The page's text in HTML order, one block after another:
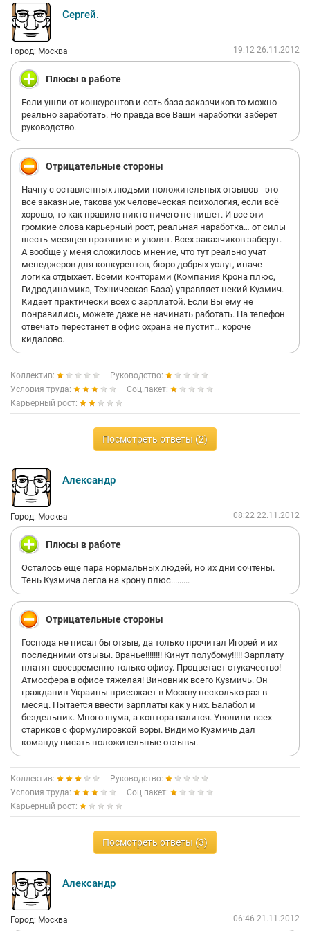
Ну и еще, ни одна компания не уволит работника который
приносит прибыль( кстати таких у нас более 100). И все, без
исключения, компании избавляются от балласта. Мы готовы
платить достойную зарплату за качественную и
профессиональную работу, а не оплачивать " академотпуска"
так и не нашедших себя 35-45 летних мужчин.
По прежнему открыты для Тех кто Желает и Умеет работать. А
любителей дармовщинки просьба не беспокоить.
Сергей.
Город: Москва 19:12 26.11.2012
Плюсы в работе
Если ушли от конкурентов и есть база заказчиков то можно
реально заработать. Но правда все Ваши наработки заберет
руководство.
Отрицательные стороны
Начну с оставленных людьми положительных отзывов - это
все заказные, такова уж человеческая психология, если всё
хорошо, то как правило никто ничего не пишет. И все эти
громкие слова карьерный рост, реальная наработка… от силы
шесть месяцев протяните и уволят. Всех заказчиков заберут.
А вообще у меня сложилось мнение, что тут реально учат
менеджеров для конкурентов, бюро добрых услуг, иначе
логика отдыхает. Всеми конторами (Компания Крона плюс,
Гидродинамика, Техническая База) управляет некий Кузмич.
Кидает практически всех с зарплатой. Если Вы ему не
понравились, можете даже не начинать работать. На телефон
отвечать перестанет в офис охрана не пустит… короче
кидалово.
Коллектив:
Руководство:
Условия труда:
Соц.пакет:
Карьерный рост:
Посмотреть ответы (2)
Александр
Город: Москва 08:22 22.11.2012
Плюсы в работе
Осталось еще пара нормальных людей, но их дни сочтены.
Тень Кузмича легла на крону плюс.........
Отрицательные стороны
Господа не писал бы отзыв, да только прочитал Игорей и их
последними отзывы. Вранье!!!!!!!! Кинут полубому!!!!! Зарплату
платят своевременно только офису. Процветает стукачество!
Атмосфера в офисе тяжелая! Виновник всего Кузмичь. Он
гражданин Украины приезжает в Москву несколько раз в
месяц. Пытается ввести зарплаты как у них. Балабол и
бездельник. Много шума, а контора валится. Уволили всех
стариков с формулировкой воры. Видимо Кузмичь дал
команду писать положительные отзывы.
Коллектив:
Руководство:
Условия труда:
Соц.пакет:
Карьерный рост:
Посмотреть ответы (3)
Александр
Город: Москва 06:46 21.11.2012